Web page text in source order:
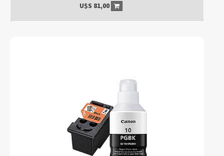
U$S 81,00